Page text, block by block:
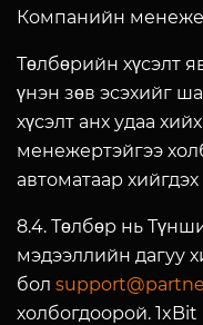
Компанийн
Төлбөрийн хүсэлт
үнэн зөв эсэхийг
хүсэлт анх удаа
менежертэйгээ
автоматаар
8.4. Төлбөр нь
мэдээллийн дагуу
бол
холбогдоорой.